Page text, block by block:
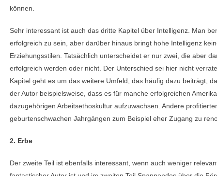
können.
Sehr interessant ist auch das dritte Kapitel über Intelligenz. Man
erfolgreich zu sein, aber darüber hinaus bringt hohe Intelligenz
Erziehungsstilen. Tatsächlich unterscheidet er nur zwei, die aber
erfolgreich werden oder nicht. Der Unterschied sei hier nicht
Kapitel geht es um das weitere Umfeld, das häufig dazu beiträgt,
der Autor beispielsweise, dass es für manche erfolgreichen
dazugehörigen Arbeitsethoskultur aufzuwachsen. Andere
geburtenschwachen Jahrgängen zum Beispiel eher Zugang zu
2. Erbe
Der zweite Teil ist ebenfalls interessant, wenn auch weniger